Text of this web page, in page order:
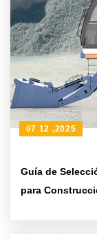
Guía de
para
07 12 ,2025